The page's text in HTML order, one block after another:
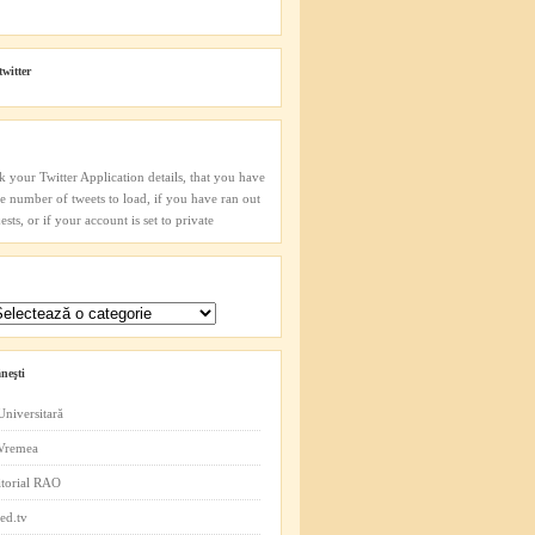
your Twitter Application details, that you have
number of tweets to load, if you have ran out
or if your account is set to private
RAO